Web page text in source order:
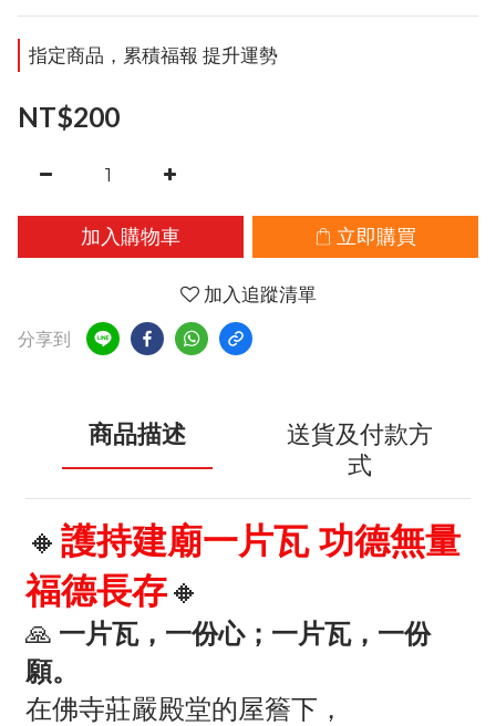
指定商品，累積福報 提升運勢
NT$200
加入購物車 立即購買
加入追蹤清單
分享到
商品描述
送貨及付款方
式
🔸 護持建廟一片瓦 功德無量
福德長存🔸
🙏 一片瓦，一份心；一片瓦，一份
願。
在佛寺莊嚴殿堂的屋簷下，